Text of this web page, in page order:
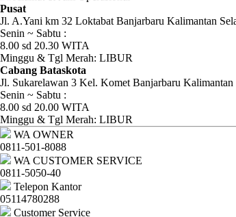
Berjalan
Pembayaran
Pendapatan
Fee
Ganti
Password
Logout
Pusat
Jl. A.Yani km 32 Loktabat Banjarbaru Kalimantan
Senin ~ Sabtu :
8.00 sd 20.30 WITA
Minggu & Tgl Merah: LIBUR
Cabang Bataskota
Jl. Sukarelawan 3 Kel. Komet Banjarbaru
Senin ~ Sabtu :
8.00 sd 20.00 WITA
Minggu & Tgl Merah: LIBUR
WA OWNER
0811-501-8088
WA CUSTOMER SERVICE
0811-5050-40
Telepon Kantor
05114780288
Customer Service